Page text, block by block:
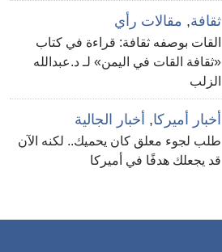
ثقافة, مقالات رأي
القات بوصفه ثقافة: قراءة في كتاب
«ثقافة القات في اليمن» لـ د.عبدالله
الزلب
أخبار أميركا, أخبار الجالية
طلب لجوء معلق كان يحميك.. لكنه الآن
قد يجعلك هدفًا في أميركا